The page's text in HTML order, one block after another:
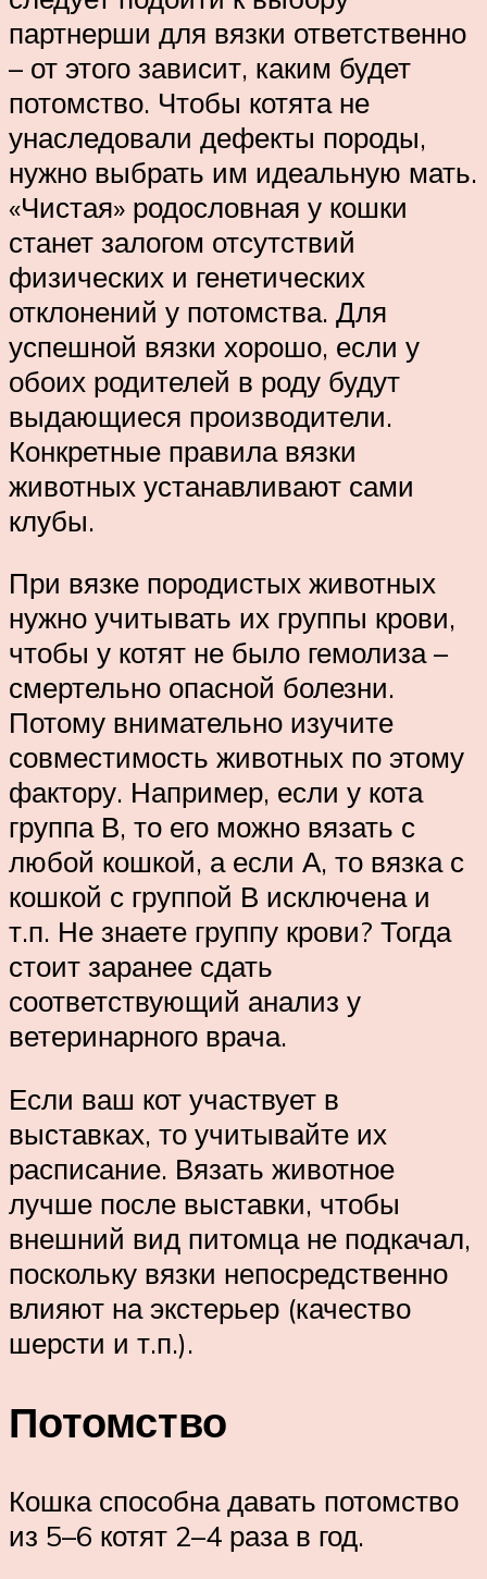
партнерши для вязки ответственно
– от этого зависит, каким будет
потомство. Чтобы котята не
унаследовали дефекты породы,
нужно выбрать им идеальную мать.
«Чистая» родословная у кошки
станет залогом отсутствий
физических и генетических
отклонений у потомства. Для
успешной вязки хорошо, если у
обоих родителей в роду будут
выдающиеся производители.
Конкретные правила вязки
животных устанавливают сами
клубы.
При вязке породистых животных
нужно учитывать их группы крови,
чтобы у котят не было гемолиза –
смертельно опасной болезни.
Потому внимательно изучите
совместимость животных по этому
фактору. Например, если у кота
группа В, то его можно вязать с
любой кошкой, а если А, то вязка с
кошкой с группой В исключена и
т.п. Не знаете группу крови? Тогда
стоит заранее сдать
соответствующий анализ у
ветеринарного врача.
Если ваш кот участвует в
выставках, то учитывайте их
расписание. Вязать животное
лучше после выставки, чтобы
внешний вид питомца не подкачал,
поскольку вязки непосредственно
влияют на экстерьер (качество
шерсти и т.п.).
Потомство
Кошка способна давать потомство
из 5–6 котят 2–4 раза в год.